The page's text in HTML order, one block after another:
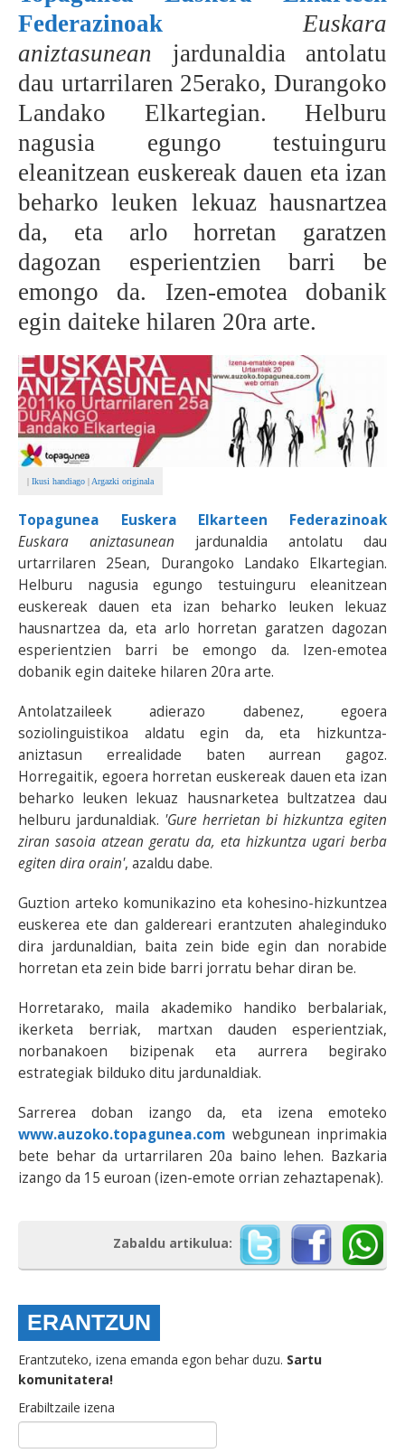
BEREZIAK
ARGAZKIAK
... AUKERA GEHIAGO
Federazinoak
Euskara
aniztasunean jardunaldia antolatu
dau urtarrilaren 25erako, Durangoko
Landako Elkartegian. Helburu
nagusia egungo testuinguru
eleanitzean euskereak dauen eta izan
beharko leuken lekuaz hausnartzea
da, eta arlo horretan garatzen
dagozan esperientzien barri be
emongo da. Izen-emotea dobanik
egin daiteke hilaren 20ra arte.
Ikusi handiago Argazki originala
Topagunea Euskera Elkarteen Federazinoak
Euskara aniztasunean jardunaldia antolatu dau
urtarrilaren 25ean, Durangoko Landako Elkartegian.
Helburu nagusia egungo testuinguru eleanitzean
euskereak dauen eta izan beharko leuken lekuaz
hausnartzea da, eta arlo horretan garatzen dagozan
esperientzien barri be emongo da. Izen-emotea
dobanik egin daiteke hilaren 20ra arte.
Antolatzaileek adierazo dabenez, egoera
soziolinguistikoa aldatu egin da, eta hizkuntza-
aniztasun errealidade baten aurrean gagoz.
Horregaitik, egoera horretan euskereak dauen eta izan
beharko leuken lekuaz hausnarketea bultzatzea dau
helburu jardunaldiak. 'Gure herrietan bi hizkuntza egiten
ziran sasoia atzean geratu da, eta hizkuntza ugari berba
egiten dira orain', azaldu dabe.
Guztion arteko komunikazino eta kohesino-hizkuntzea
euskerea ete dan galdereari erantzuten ahaleginduko
dira jardunaldian, baita zein bide egin dan norabide
horretan eta zein bide barri jorratu behar diran be.
Horretarako, maila akademiko handiko berbalariak,
ikerketa berriak, martxan dauden esperientziak,
norbanakoen bizipenak eta aurrera begirako
estrategiak bilduko ditu jardunaldiak.
Sarrerea doban izango da, eta izena emoteko
www.auzoko.topagunea.com webgunean inprimakia
bete behar da urtarrilaren 20a baino lehen. Bazkaria
izango da 15 euroan (izen-emote orrian zehaztapenak).
Zabaldu artikulua:
ERANTZUN
Erantzuteko, izena emanda egon behar duzu. Sartu
komunitatera!
Erabiltzaile izena